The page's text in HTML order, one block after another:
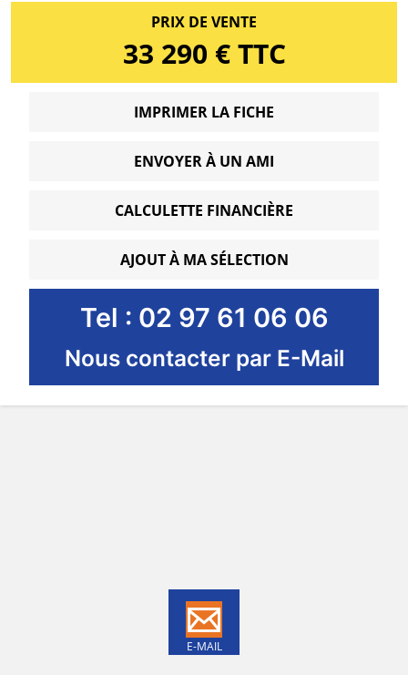
PRIX DE VENTE
33 290 € TTC
IMPRIMER LA FICHE
ENVOYER À UN AMI
CALCULETTE FINANCIÈRE
AJOUT À MA SÉLECTION
Tel : 02 97 61 06 06
Nous contacter par E-Mail
E-MAIL